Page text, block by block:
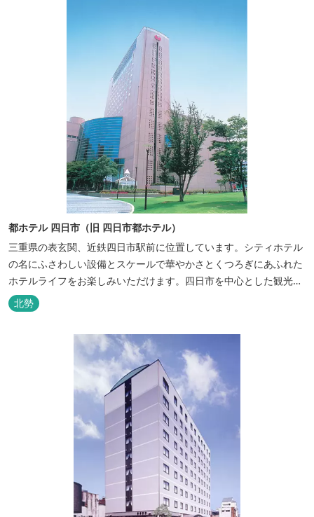
都ホテル 四日市（旧 四日市都ホテル）
三重県の表玄関、近鉄四日市駅前に位置しています。シティホテル
の名にふさわしい設備とスケールで華やかさとくつろぎにあふれた
ホテルライフをお楽しみいただけます。四日市を中心とした観光、
ビジネス、会議やゴルフ場などへの基点として便利にご利用いただ
けます。
北勢